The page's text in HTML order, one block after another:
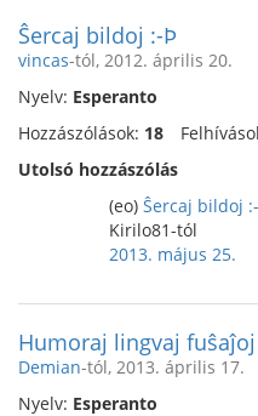
Ŝercaj bildoj :-Þ
vincas-tól, 2012. április 20.
Nyelv: Esperanto
Hozzászólások: 18
Utolsó hozzászólás
(eo) Ŝercaj bildoj
Kirilo81-tól
2013. május 25.
Humoraj lingvaj fuŝaĵoj
Demian-tól, 2013. április 17.
Nyelv: Esperanto